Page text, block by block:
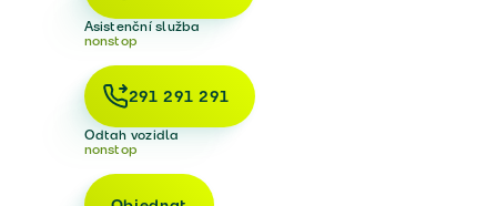
Asistenční služba
nonstop
291 291 291
Odtah vozidla
nonstop